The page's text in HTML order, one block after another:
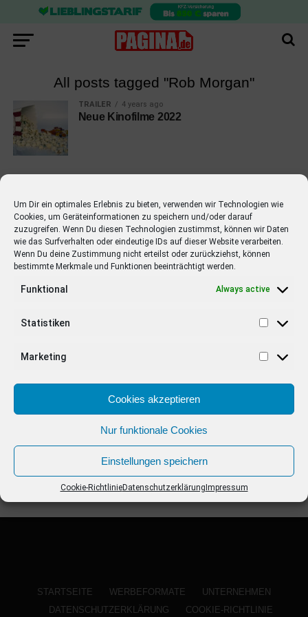
Um Dir ein optimales Erlebnis zu bieten, verwenden wir Technologien wie
Cookies, um Geräteinformationen zu speichern und/oder darauf
zuzugreifen. Wenn Du diesen Technologien zustimmst, können wir Daten
wie das Surfverhalten oder eindeutige IDs auf dieser Website verarbeiten.
Wenn Du deine Zustimmung nicht erteilst oder zurückziehst, können
bestimmte Merkmale und Funktionen beeinträchtigt werden.
Funktional Always active
Statistiken
Marketing
Cookies akzeptieren
Nur funktionale Cookies
Einstellungen speichern
Cookie-RichtlinieDatenschutzerklärung Impressum
All posts tagged "Rob Morgan"
TRAILER 4 years ago
Neue Kinofilme 2022
EMPFOHLEN
STARS 4 years ago
Barbara Schöneberger Moderatorin
von “Verstehen Sie Spaß?”
STARTSEITE WERBEFORMATE
UNTERNEHMEN
DATENSCHUTZERKLÄRUNG
COOKIE-RICHTLINIE